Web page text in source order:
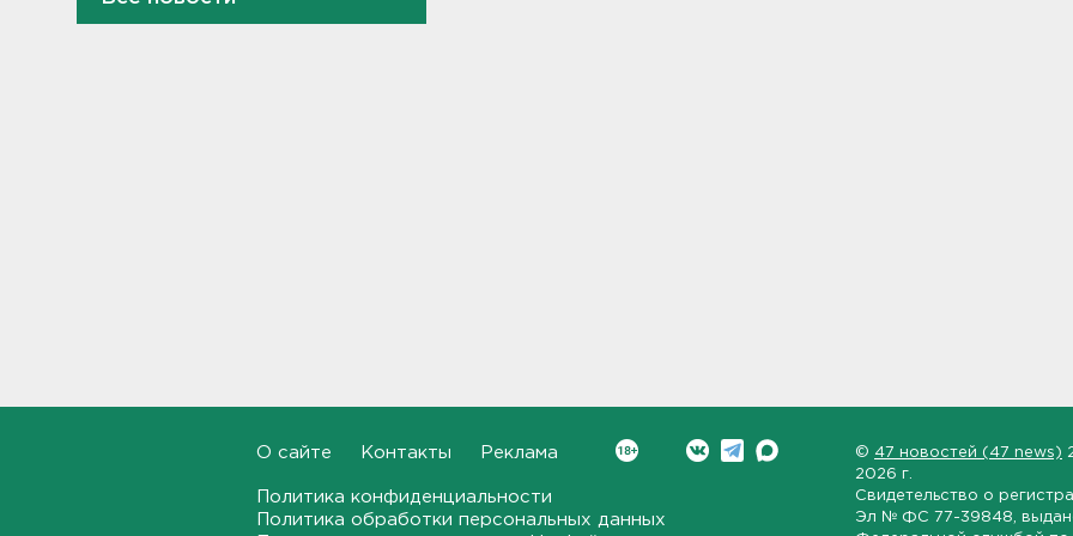
произошло на КАД у Низино
О сайте Контакты Реклама
Политика конфиденциальности
Политика обработки персональных данных
© 47 новостей (47 news)
2026 г.
Свидетельство о
Эл № ФС 77-39848 ,